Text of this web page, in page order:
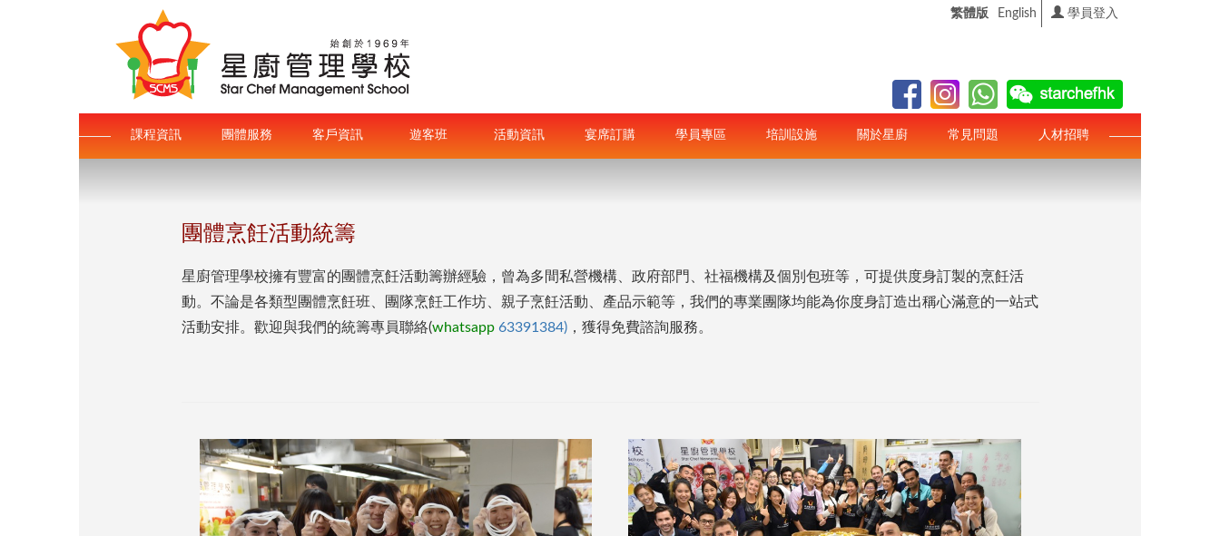
繁體版 English 學員登入
課程資訊 團體服務 客戶資訊 遊客班 活動資訊 宴席訂購 學員專區 培訓設施 關於星廚 常見問題 人材招聘
團體烹飪活動統籌
星廚管理學校擁有豐富的團體烹飪活動籌辦經驗，曾為多間私營機構、政府部門、社福機構及個別包班等，可提供度身訂製的烹飪活
動。不論是各類型團體烹飪班、團隊烹飪工作坊、親子烹飪活動、產品示範等，我們的專業團隊均能為你度身訂造出稱心滿意的一站式
活動安排。歡迎與我們的統籌專員聯絡(whatsapp63391384)，獲得免費諮詢服務。